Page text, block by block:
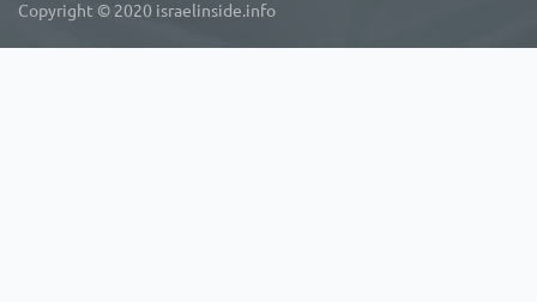
Copyright © 2020 israelinside.info